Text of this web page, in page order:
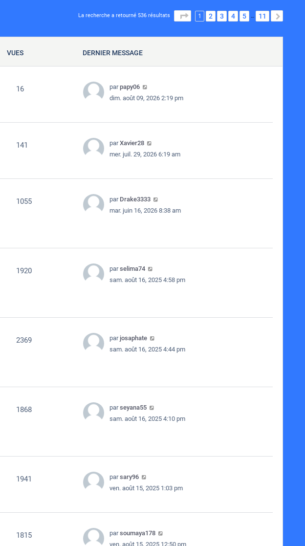
La recherche a retourné 536 résultats PAGE 1SUR 11
1 2 3 4 5 … 11
VUES DERNIER MESSAGE
16 parpapy06
dim. août 09, 2026 2:19 pm
141 parXavier28
mer. juil. 29, 2026 6:19 am
1055 par Drake3333
mar. juin 16, 2026 8:38 am
1920 parselima74
sam. août 16, 2025 4:58 pm
2369 parjosaphate
sam. août 16, 2025 4:44 pm
1868 parseyana55
sam. août 16, 2025 4:10 pm
1941 parsary96
ven. août 15, 2025 1:03 pm
1815 parsoumaya178
ven. août 15, 2025 12:50 pm